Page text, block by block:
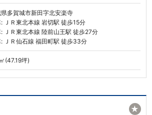
多賀城市新田字北安楽寺
: ＪＲ東北本線 岩切駅 徒歩15分
: ＪＲ東北本線 陸前山王駅 徒歩27分
: ＪＲ仙石線 福田町駅 徒歩33分
(47.19坪)
★